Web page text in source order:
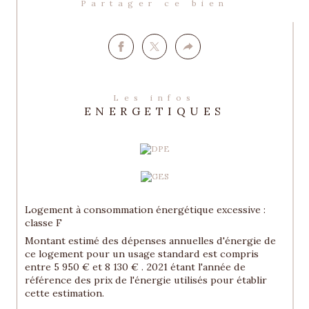
LES INFORMATIONS SUR LES RISQUES
DISPONIBLES SUR LE SITE GEORISQUES :
www.georisques.gouv.fr
Obligations Légales de Débroussaillement
(OLD). Les informations relatives à ces
obligations seront remises aux acquéreurs
Partager ce bien
Les infos
ENERGETIQUES
Logement à consommation énergétique excessive :
classe F
Montant estimé des dépenses annuelles d'énergie de
ce logement pour un usage standard est compris
entre 5 950 € et 8 130 € . 2021 étant l'année de
référence des prix de l'énergie utilisés pour établir
cette estimation.